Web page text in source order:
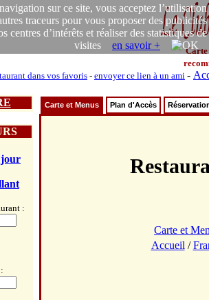
sur ce site, vous acceptez l’utilisation
traceurs pour vous proposer des publicités
centres d’intérêts et réaliser des statistiques de
visites en savoir +
Carte
dans vos favoris - envoyer ce lien à un ami -
jour
:
Carte et Menus Plan d'Accès
Carte et
Accueil /